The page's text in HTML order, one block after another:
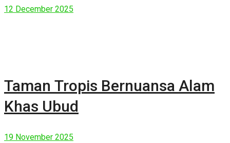
12 December 2025
Taman Tropis Bernuansa Alam
Khas Ubud
19 November 2025